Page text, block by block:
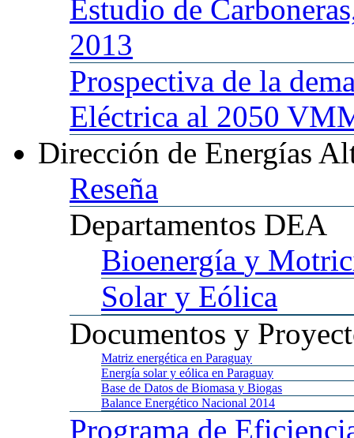
Estudio de
2013
Prospectiva de la
Eléctrica al 2050
Dirección de Energías
Reseña
Departamentos DEA
Bioenergía y
Solar y Eólica
Documentos y
Matriz energética en Paraguay
Energía solar y eólica en Paraguay
Base de Datos de Biomasa y Biogas
Balance Energético Nacional 2014
Programa de